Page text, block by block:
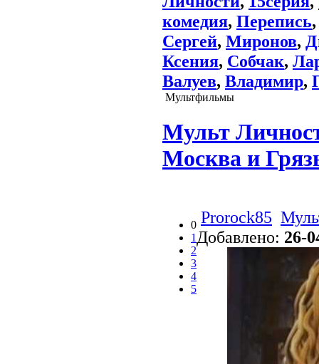
комедия, Перепись
Сергей, Миронов,
Ксения, Собчак,
Валуев, Владимир,
Мультфильмы
Мульт
Москва и
0
1
2
3
4
5
Prorock85
Добавлено: 26-